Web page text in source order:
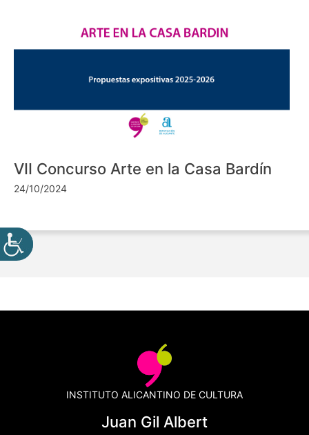
VII Concurso Arte en la Casa Bardín
24/10/2024
INSTITUTO ALICANTINO DE CULTURA
Juan Gil Albert